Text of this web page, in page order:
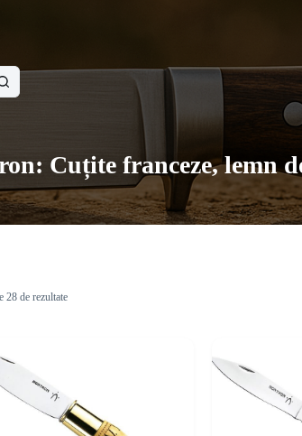
Cuțite franceze, lemn
28 de rezultate